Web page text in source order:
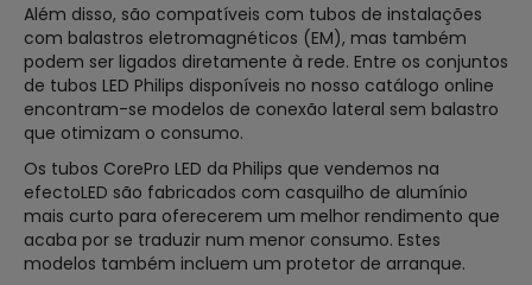
Além disso, são compatíveis com tubos de instalações
com balastros eletromagnéticos (EM), mas também
podem ser ligados diretamente à rede. Entre os conjuntos
de tubos LED Philips disponíveis no nosso catálogo online
encontram-se modelos de conexão lateral sem balastro
que otimizam o consumo.
Os tubos CorePro LED da Philips que vendemos na
efectoLED são fabricados com casquilho de alumínio
mais curto para oferecerem um melhor rendimento que
acaba por se traduzir num menor consumo. Estes
modelos também incluem um protetor de arranque.